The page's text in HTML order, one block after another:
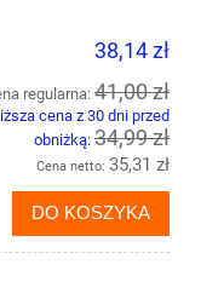
38,14 zł
regularna: 41,00 zł
cena z 30 dni przed
obniżką: 34,99 zł
Cena netto: 35,31 zł
DO KOSZYKA